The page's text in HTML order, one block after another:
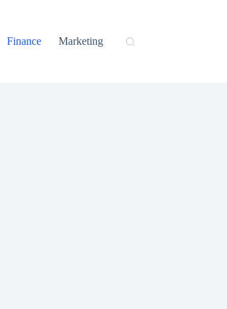
Finance Marketing